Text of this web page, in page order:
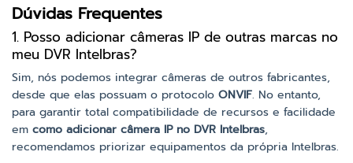
Dúvidas Frequentes
1. Posso adicionar câmeras IP de outras marcas no
meu DVR Intelbras?
Sim, nós podemos integrar câmeras de outros fabricantes,
desde que elas possuam o protocolo ONVIF. No entanto,
para garantir total compatibilidade de recursos e facilidade
em como adicionar câmera IP no DVR Intelbras,
recomendamos priorizar equipamentos da própria Intelbras.